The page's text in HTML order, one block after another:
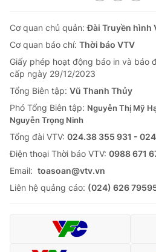
Cơ quan chủ quản:Đài Truyền hình
Cơ quan báo chí: Thời báo VTV
Giấy phép hoạt động báo in và báo
cấp ngày 29/12/2023
Tổng Biên tập: Vũ Thanh Thủy
Phó Tổng Biên tập: Nguyễn Thị Mỹ
Nguyễn Trọng Ninh
Tổng đài VTV: 024.38 355 931 -
Ðiện thoại Thời báo VTV: 0988 671
Email: toasoan@vtv.vn
Liên hệ quảng cáo: (024) 626